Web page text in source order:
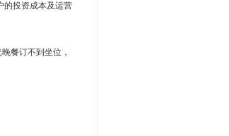
的投资成本及运营
餐订不到坐位，